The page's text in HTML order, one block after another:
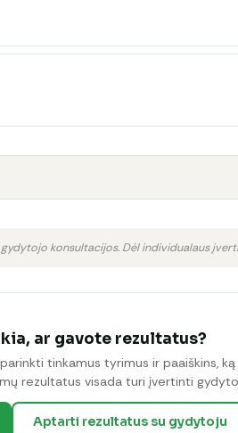
konsultacijos. Dėl individualaus
ar gavote rezultatus?
tinkamus tyrimus ir paaiškins,
rezultatus visada turi įvertinti
Aptarti rezultatus su gydytoju